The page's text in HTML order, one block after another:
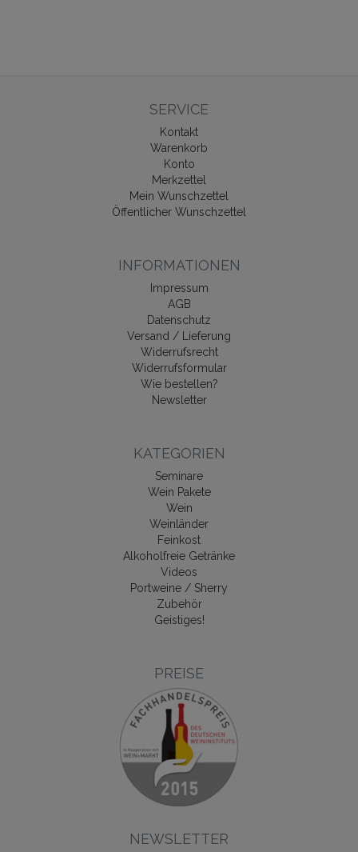
SERVICE
Kontakt
Warenkorb
Konto
Merkzettel
Mein Wunschzettel
Öffentlicher Wunschzettel
INFORMATIONEN
Impressum
AGB
Datenschutz
Versand / Lieferung
Widerrufsrecht
Widerrufsformular
Wie bestellen?
Newsletter
KATEGORIEN
Seminare
Wein Pakete
Wein
Weinländer
Feinkost
Alkoholfreie Getränke
Videos
Portweine / Sherry
Zubehör
Geistiges!
PREISE
NEWSLETTER